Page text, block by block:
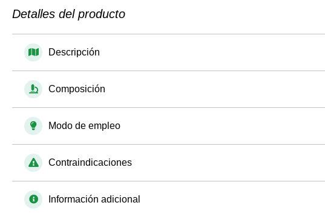
Detalles del producto
Descripción
Composición
Modo de empleo
Contraindicaciones
Información adicional